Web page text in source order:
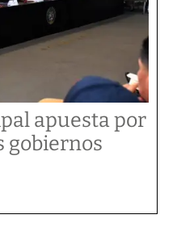
apuesta por
gobiernos